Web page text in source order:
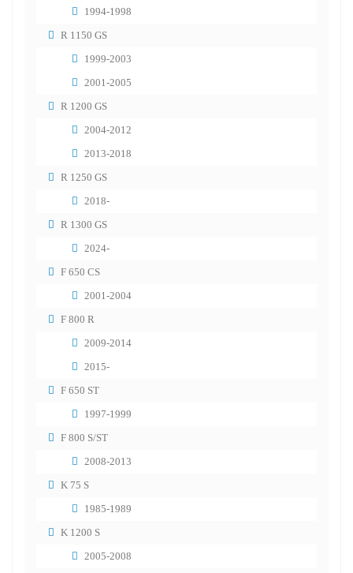
1994-1998
R 1150 GS
1999-2003
2001-2005
R 1200 GS
2004-2012
2013-2018
R 1250 GS
2018-
R 1300 GS
2024-
F 650 CS
2001-2004
F 800 R
2009-2014
2015-
F 650 ST
1997-1999
F 800 S/ST
2008-2013
K 75 S
1985-1989
K 1200 S
2005-2008